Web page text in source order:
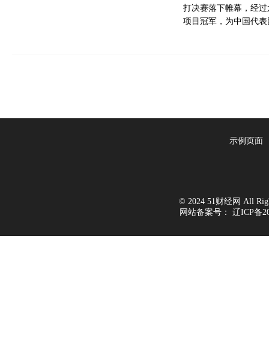
打决赛落下帷幕，经
项目冠军，为中国代
示例页面
© 2024 51财经网 All
网站备案号：
辽ICP备